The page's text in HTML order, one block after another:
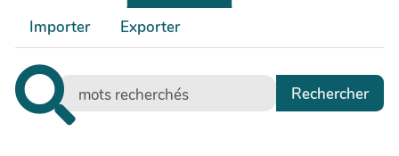
Importer
Exporter